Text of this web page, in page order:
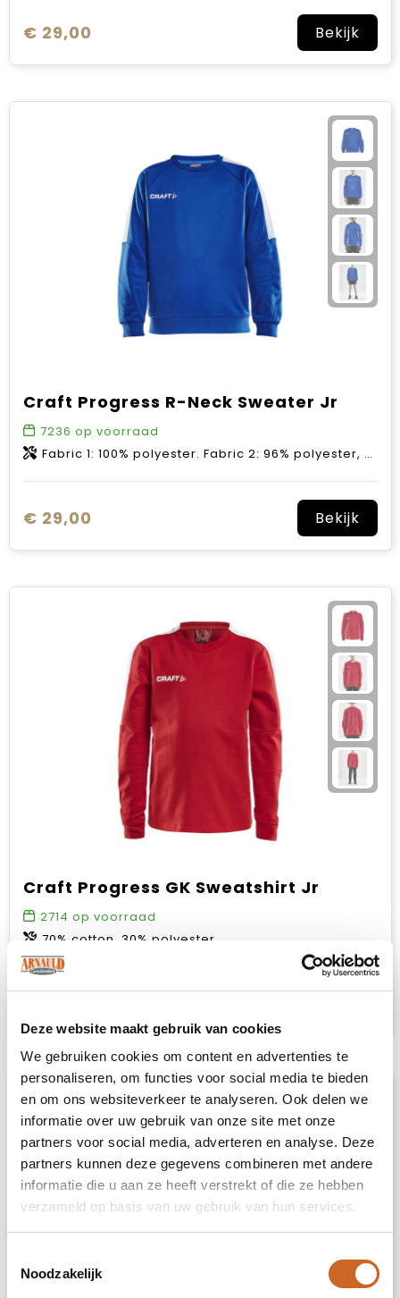
Deze website maakt gebruik van cookies
We gebruiken cookies om content en advertenties te
personaliseren, om functies voor social media te bieden
en om ons websiteverkeer te analyseren. Ook delen we
informatie over uw gebruik van onze site met onze
partners voor social media, adverteren en analyse. Deze
partners kunnen deze gegevens combineren met andere
informatie die u aan ze heeft verstrekt of die ze hebben
verzameld op basis van uw gebruik van hun services.
Noodzakelijk
€ 29,00 Bekijk
Craft Progress R-Neck Sweater Jr
7236 op voorraad
Fabric 1: 100% polyester. Fabric 2: 96% polyester, 4% elastane.
€ 29,00 Bekijk
Craft Progress GK Sweatshirt Jr
2714 op voorraad
70% cotton, 30% polyester.